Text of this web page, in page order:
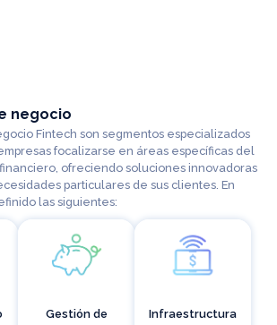
negocio
Fintech son segmentos especializados
focalizarse en áreas específicas del
ofreciendo soluciones innovadoras
particulares de sus clientes. En
las siguientes:
Gestión de
Infraestructura